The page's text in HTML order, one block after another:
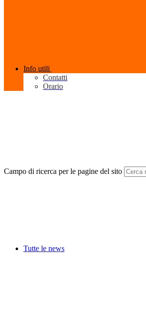
Info utili
Contatti
Orario
Campo di ricerca per le pagine del sito
Tutte le news